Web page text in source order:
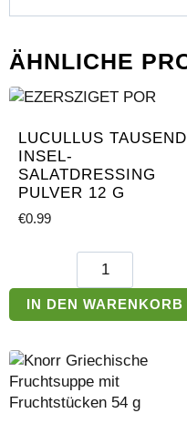
ÄHNLICHE
LUCULLUS
INSEL-
SALATDRESSING
PULVER 12 G
€0.99
Lucullus
Tausend-
Insel-
Salatdressing
12
g
Menge
IN DEN WARENKORB